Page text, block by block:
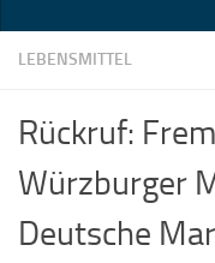
LEBENSMITTEL
Rückruf:
Würzburger
Deutsche